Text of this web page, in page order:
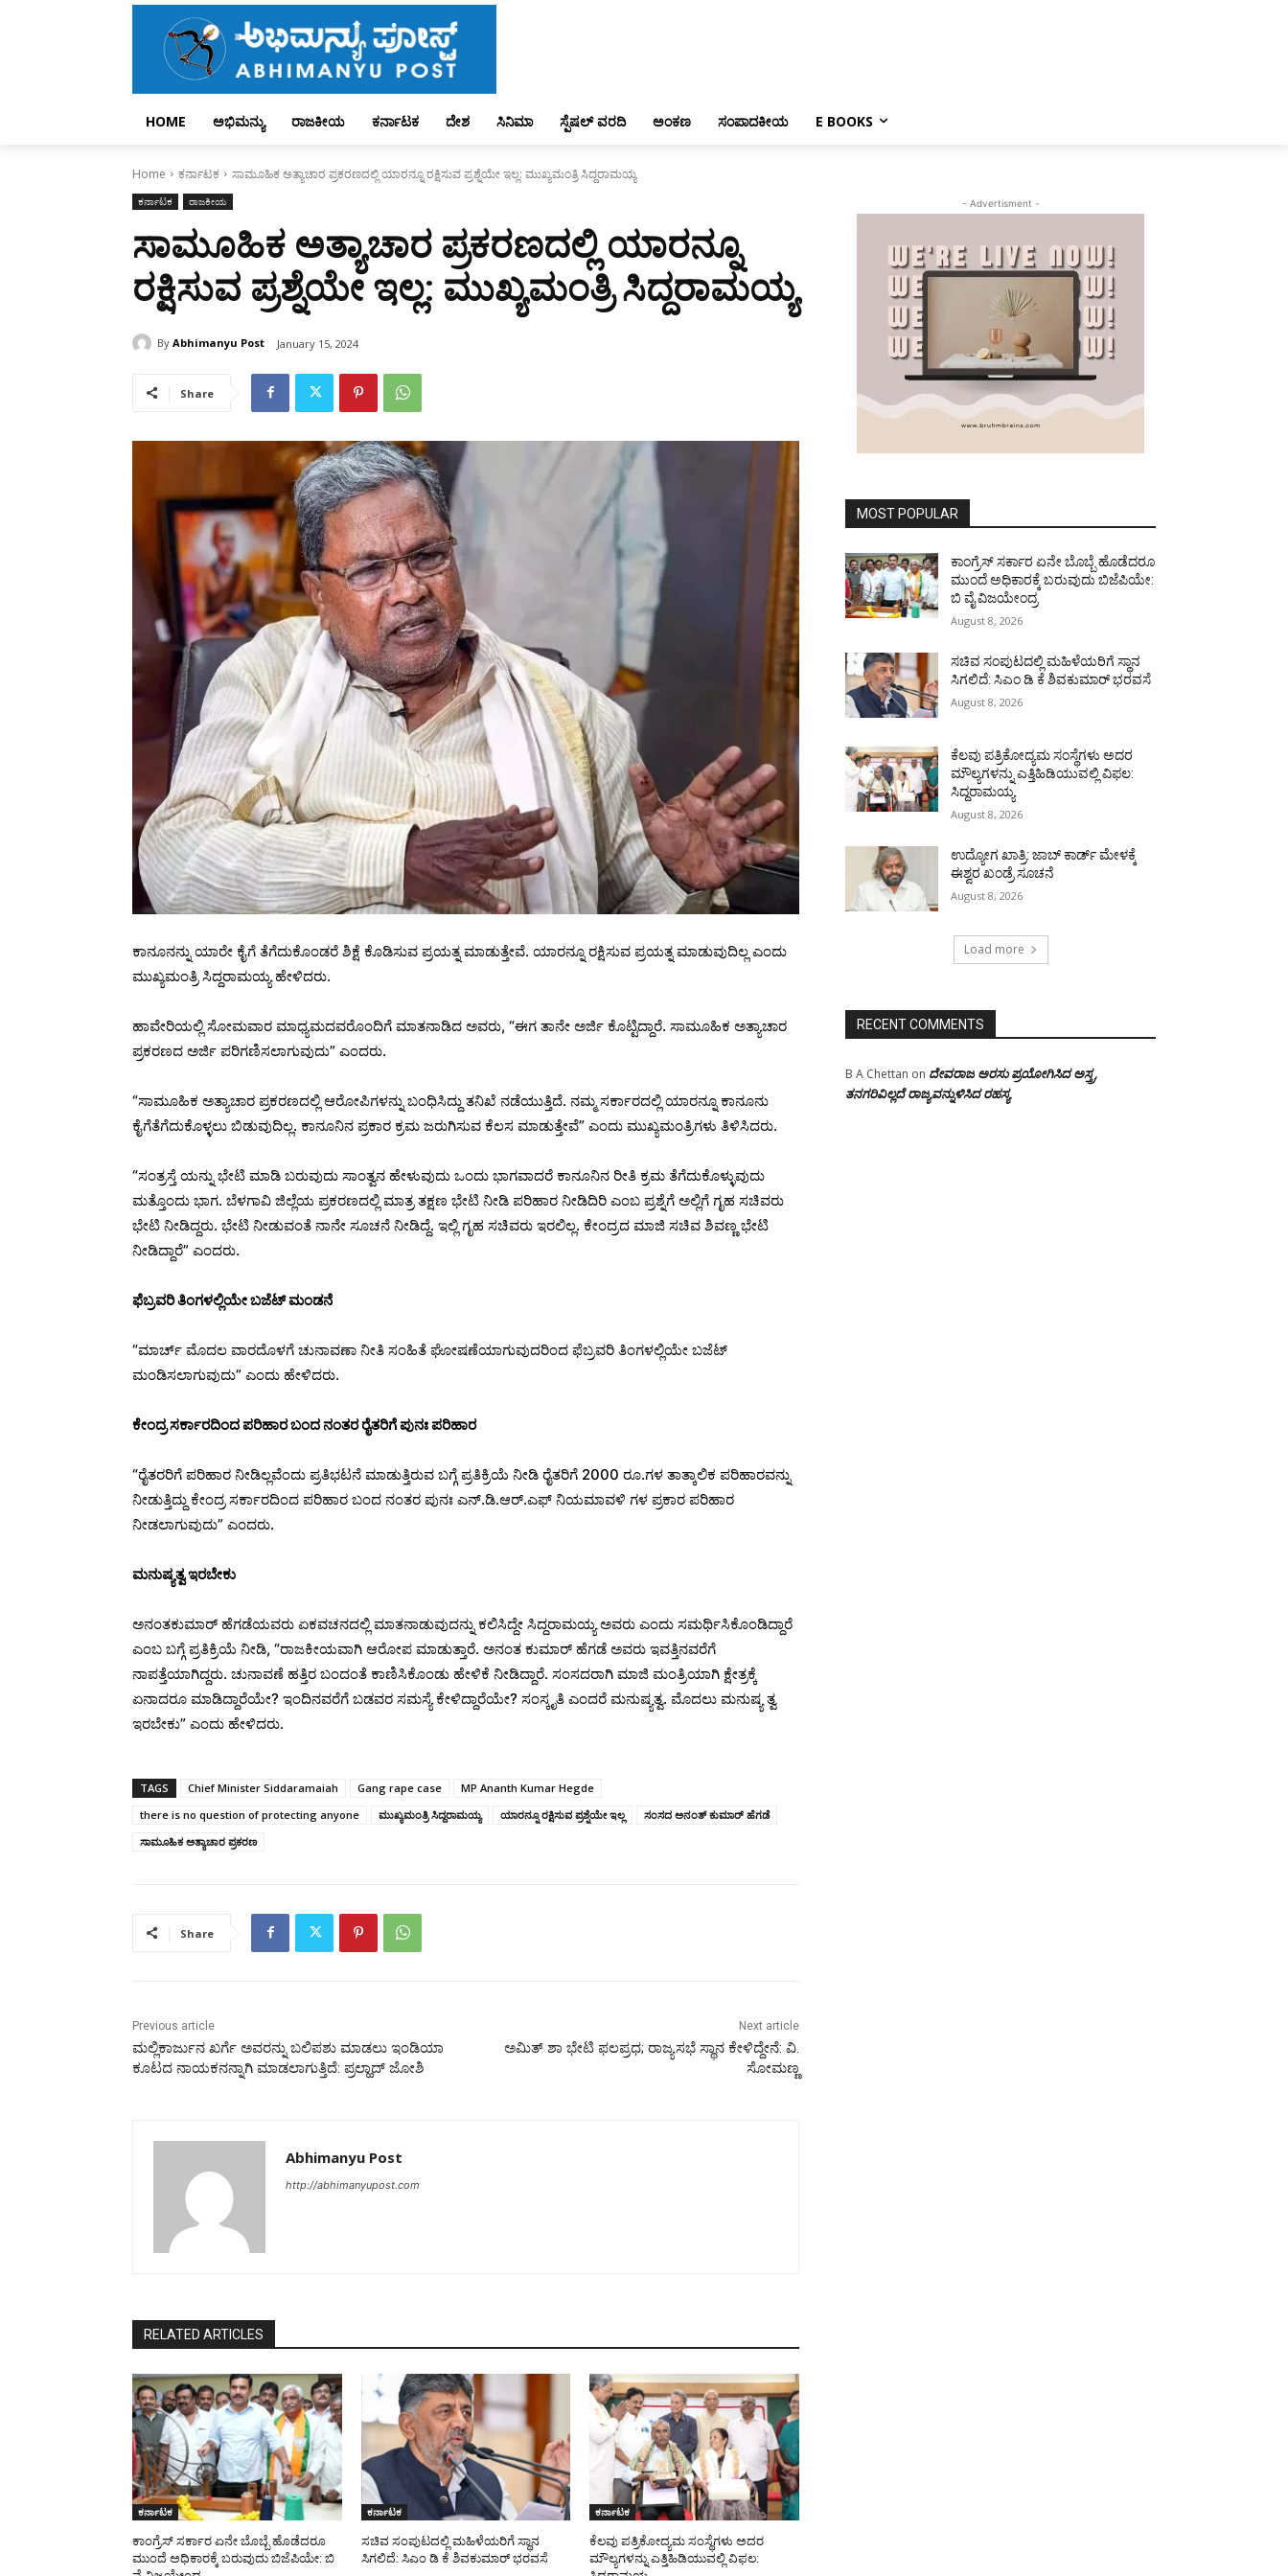
HOME ಅಭಿಮನ್ಯು ರಾಜಕೀಯ ಕರ್ನಾಟಕ ದೇಶ ಸಿನಿಮಾ ಸ್ಪೆಷಲ್ ವರದಿ ಅಂಕಣ ಸಂಪಾದಕೀಯ E BOOKS
Home ಕರ್ನಾಟಕ ಸಾಮೂಹಿಕ ಅತ್ಯಾಚಾರ ಪ್ರಕರಣದಲ್ಲಿ ಯಾರನ್ನೂ ರಕ್ಷಿಸುವ ಪ್ರಶ್ನೆಯೇ ಇಲ್ಲ: ಮುಖ್ಯಮಂತ್ರಿ ಸಿದ್ದರಾಮಯ್ಯ
ಕರ್ನಾಟಕ ರಾಜಕೀಯ
ಸಾಮೂಹಿಕ ಅತ್ಯಾಚಾರ ಪ್ರಕರಣದಲ್ಲಿ ಯಾರನ್ನೂ
ರಕ್ಷಿಸುವ ಪ್ರಶ್ನೆಯೇ ಇಲ್ಲ: ಮುಖ್ಯಮಂತ್ರಿ ಸಿದ್ದರಾಮಯ್ಯ
By Abhimanyu Post January 15, 2024
Share
ಕಾನೂನನ್ನು ಯಾರೇ ಕೈಗೆ ತೆಗೆದುಕೊಂಡರೆ ಶಿಕ್ಷೆ ಕೊಡಿಸುವ ಪ್ರಯತ್ನ ಮಾಡುತ್ತೇವೆ. ಯಾರನ್ನೂ ರಕ್ಷಿಸುವ ಪ್ರಯತ್ನ ಮಾಡುವುದಿಲ್ಲ ಎಂದು
ಮುಖ್ಯಮಂತ್ರಿ ಸಿದ್ದರಾಮಯ್ಯ ಹೇಳಿದರು.
ಹಾವೇರಿಯಲ್ಲಿ ಸೋಮವಾರ ಮಾಧ್ಯಮದವರೊಂದಿಗೆ ಮಾತನಾಡಿದ ಅವರು, “ಈಗ ತಾನೇ ಅರ್ಜಿ ಕೊಟ್ಟಿದ್ದಾರೆ. ಸಾಮೂಹಿಕ ಅತ್ಯಾಚಾರ
ಪ್ರಕರಣದ ಅರ್ಜಿ ಪರಿಗಣಿಸಲಾಗುವುದು” ಎಂದರು.
“ಸಾಮೂಹಿಕ ಅತ್ಯಾಚಾರ ಪ್ರಕರಣದಲ್ಲಿ ಆರೋಪಿಗಳನ್ನು ಬಂಧಿಸಿದ್ದು ತನಿಖೆ ನಡೆಯುತ್ತಿದೆ. ನಮ್ಮ ಸರ್ಕಾರದಲ್ಲಿ ಯಾರನ್ನೂ ಕಾನೂನು
ಕೈಗೆತೆಗೆದುಕೊಳ್ಳಲು ಬಿಡುವುದಿಲ್ಲ. ಕಾನೂನಿನ ಪ್ರಕಾರ ಕ್ರಮ ಜರುಗಿಸುವ ಕೆಲಸ ಮಾಡುತ್ತೇವೆ” ಎಂದು ಮುಖ್ಯಮಂತ್ರಿಗಳು ತಿಳಿಸಿದರು.
“ಸಂತ್ರಸ್ತೆ ಯನ್ನು ಭೇಟಿ ಮಾಡಿ ಬರುವುದು ಸಾಂತ್ವನ ಹೇಳುವುದು ಒಂದು ಭಾಗವಾದರೆ ಕಾನೂನಿನ ರೀತಿ ಕ್ರಮ ತೆಗೆದುಕೊಳ್ಳುವುದು
ಮತ್ತೊಂದು ಭಾಗ. ಬೆಳಗಾವಿ ಜಿಲ್ಲೆಯ ಪ್ರಕರಣದಲ್ಲಿ ಮಾತ್ರ ತಕ್ಷಣ ಭೇಟಿ ನೀಡಿ ಪರಿಹಾರ ನೀಡಿದಿರಿ ಎಂಬ ಪ್ರಶ್ನೆಗೆ ಅಲ್ಲಿಗೆ ಗೃಹ ಸಚಿವರು
ಭೇಟಿ ನೀಡಿದ್ದರು. ಭೇಟಿ ನೀಡುವಂತೆ ನಾನೇ ಸೂಚನೆ ನೀಡಿದ್ದೆ. ಇಲ್ಲಿ ಗೃಹ ಸಚಿವರು ಇರಲಿಲ್ಲ. ಕೇಂದ್ರದ ಮಾಜಿ ಸಚಿವ ಶಿವಣ್ಣ ಭೇಟಿ
ನೀಡಿದ್ದಾರೆ” ಎಂದರು.
ಫೆಬ್ರವರಿ ತಿಂಗಳಲ್ಲಿಯೇ ಬಜೆಟ್ ಮಂಡನೆ
“ಮಾರ್ಚ್ ಮೊದಲ ವಾರದೊಳಗೆ ಚುನಾವಣಾ ನೀತಿ ಸಂಹಿತೆ ಘೋಷಣೆಯಾಗುವುದರಿಂದ ಫೆಬ್ರವರಿ ತಿಂಗಳಲ್ಲಿಯೇ ಬಜೆಟ್
ಮಂಡಿಸಲಾಗುವುದು” ಎಂದು ಹೇಳಿದರು.
ಕೇಂದ್ರ ಸರ್ಕಾರದಿಂದ ಪರಿಹಾರ ಬಂದ ನಂತರ ರೈತರಿಗೆ ಪುನಃ ಪರಿಹಾರ
“ರೈತರರಿಗೆ ಪರಿಹಾರ ನೀಡಿಲ್ಲವೆಂದು ಪ್ರತಿಭಟನೆ ಮಾಡುತ್ತಿರುವ ಬಗ್ಗೆ ಪ್ರತಿಕ್ರಿಯೆ ನೀಡಿ ರೈತರಿಗೆ 2000 ರೂ.ಗಳ ತಾತ್ಕಾಲಿಕ ಪರಿಹಾರವನ್ನು
ನೀಡುತ್ತಿದ್ದು ಕೇಂದ್ರ ಸರ್ಕಾರದಿಂದ ಪರಿಹಾರ ಬಂದ ನಂತರ ಪುನಃ ಎನ್.ಡಿ.ಆರ್.ಎಫ್ ನಿಯಮಾವಳಿ ಗಳ ಪ್ರಕಾರ ಪರಿಹಾರ
ನೀಡಲಾಗುವುದು” ಎಂದರು.
ಮನುಷ್ಯತ್ವ ಇರಬೇಕು
ಅನಂತಕುಮಾರ್ ಹೆಗಡೆಯವರು ಏಕವಚನದಲ್ಲಿ ಮಾತನಾಡುವುದನ್ನು ಕಲಿಸಿದ್ದೇ ಸಿದ್ದರಾಮಯ್ಯ ಅವರು ಎಂದು ಸಮರ್ಥಿಸಿಕೊಂಡಿದ್ದಾರೆ
ಎಂಬ ಬಗ್ಗೆ ಪ್ರತಿಕ್ರಿಯೆ ನೀಡಿ, “ರಾಜಕೀಯವಾಗಿ ಆರೋಪ ಮಾಡುತ್ತಾರೆ. ಅನಂತ ಕುಮಾರ್ ಹೆಗಡೆ ಅವರು ಇವತ್ತಿನವರೆಗೆ
ನಾಪತ್ತೆಯಾಗಿದ್ದರು. ಚುನಾವಣೆ ಹತ್ತಿರ ಬಂದಂತೆ ಕಾಣಿಸಿಕೊಂಡು ಹೇಳಿಕೆ ನೀಡಿದ್ದಾರೆ. ಸಂಸದರಾಗಿ ಮಾಜಿ ಮಂತ್ರಿಯಾಗಿ ಕ್ಷೇತ್ರಕ್ಕೆ
ಏನಾದರೂ ಮಾಡಿದ್ದಾರೆಯೇ? ಇಂದಿನವರೆಗೆ ಬಡವರ ಸಮಸ್ಯೆ ಕೇಳಿದ್ದಾರೆಯೇ? ಸಂಸ್ಕೃತಿ ಎಂದರೆ ಮನುಷ್ಯತ್ವ. ಮೊದಲು ಮನುಷ್ಯ ತ್ವ
ಇರಬೇಕು” ಎಂದು ಹೇಳಿದರು.
TAGS Chief Minister Siddaramaiah Gang rape case
MP Ananth Kumar Hegde
there is no question of protecting anyone
ಮುಖ್ಯಮಂತ್ರಿ ಸಿದ್ದರಾಮಯ್ಯ ಯಾರನ್ನೂ ರಕ್ಷಿಸುವ ಪ್ರಶ್ನೆಯೇ ಇಲ್ಲ
ಸಂಸದ ಅನಂತ್‌ ಕುಮಾರ್‌ ಹೆಗಡೆ
ಸಾಮೂಹಿಕ ಅತ್ಯಾಚಾರ ಪ್ರಕರಣ
Share
Previous article
ಮಲ್ಲಿಕಾರ್ಜುನ ಖರ್ಗೆ ಅವರನ್ನು ಬಲಿಪಶು ಮಾಡಲು ಇಂಡಿಯಾ
ಕೂಟದ ನಾಯಕನನ್ನಾಗಿ ಮಾಡಲಾಗುತ್ತಿದೆ: ಪ್ರಲ್ಹಾದ್‌ ಜೋಶಿ
Next article
ಅಮಿತ್‌ ಶಾ ಭೇಟಿ ಫಲಪ್ರಧ; ರಾಜ್ಯಸಭೆ ಸ್ಥಾನ ಕೇಳಿದ್ದೇನೆ: ವಿ.
ಸೋಮಣ್ಣ
Abhimanyu Post
http://abhimanyupost.com
RELATED ARTICLES
ಕರ್ನಾಟಕ
ಕಾಂಗ್ರೆಸ್ ಸರ್ಕಾರ ಏನೇ ಬೊಬ್ಬೆ ಹೊಡೆದರೂ
ಮುಂದೆ ಅಧಿಕಾರಕ್ಕೆ ಬರುವುದು ಬಿಜೆಪಿಯೇ: ಬಿ
ಕರ್ನಾಟಕ
ಸಚಿವ ಸಂಪುಟದಲ್ಲಿ ಮಹಿಳೆಯರಿಗೆ ಸ್ಥಾನ
ಸಿಗಲಿದೆ: ಸಿಎಂ ಡಿ ಕೆ ಶಿವಕುಮಾರ್ ಭರವಸೆ
ಕರ್ನಾಟಕ
ಕೆಲವು ಪತ್ರಿಕೋದ್ಯಮ ಸಂಸ್ಥೆಗಳು ಅದರ
ಮೌಲ್ಯಗಳನ್ನು ಎತ್ತಿಹಿಡಿಯುವಲ್ಲಿ ವಿಫಲ:
- Advertisment -
MOST POPULAR
ಕಾಂಗ್ರೆಸ್ ಸರ್ಕಾರ ಏನೇ ಬೊಬ್ಬೆ ಹೊಡೆದರೂ
ಮುಂದೆ ಅಧಿಕಾರಕ್ಕೆ ಬರುವುದು ಬಿಜೆಪಿಯೇ:
ಬಿ ವೈ ವಿಜಯೇಂದ್ರ
August 8, 2026
ಸಚಿವ ಸಂಪುಟದಲ್ಲಿ ಮಹಿಳೆಯರಿಗೆ ಸ್ಥಾನ
ಸಿಗಲಿದೆ: ಸಿಎಂ ಡಿ ಕೆ ಶಿವಕುಮಾರ್ ಭರವಸೆ
August 8, 2026
ಕೆಲವು ಪತ್ರಿಕೋದ್ಯಮ ಸಂಸ್ಥೆಗಳು ಅದರ
ಮೌಲ್ಯಗಳನ್ನು ಎತ್ತಿಹಿಡಿಯುವಲ್ಲಿ ವಿಫಲ:
ಸಿದ್ದರಾಮಯ್ಯ
August 8, 2026
ಉದ್ಯೋಗ ಖಾತ್ರಿ: ಜಾಬ್ ಕಾರ್ಡ್ ಮೇಳಕ್ಕೆ
ಈಶ್ವರ ಖಂಡ್ರೆ ಸೂಚನೆ
August 8, 2026
Load more
RECENT COMMENTS
B A Chettan on ದೇವರಾಜ ಅರಸು ಪ್ರಯೋಗಿಸಿದ ಅಸ್ತ್ರ,
ತನಗರಿವಿಲ್ಲದೆ ರಾಜ್ಯವನ್ನುಳಿಸಿದ ರಹಸ್ಯ